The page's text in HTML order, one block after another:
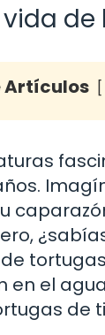
Artículos
en el
de